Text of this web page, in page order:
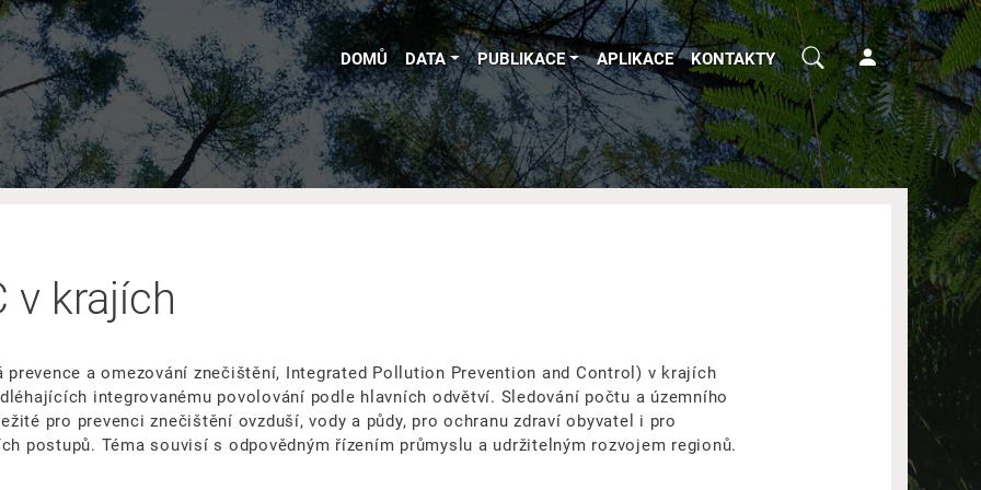
DOMŮ DATA PUBLIKACE APLIKACE KONTAKTY
v krajích
prevence a omezování znečištění, Integrated Pollution Prevention and Control) v krajích
integrovanému povolování podle hlavních odvětví. Sledování počtu a územního
pro prevenci znečištění ovzduší, vody a půdy, pro ochranu zdraví obyvatel i pro
postupů. Téma souvisí s odpovědným řízením průmyslu a udržitelným rozvojem regionů.